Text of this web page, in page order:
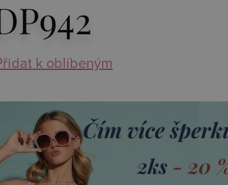
k oblíbeným